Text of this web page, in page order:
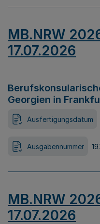
MB.NRW
17.07.2026
Georgien in
Ausfertigungsdatum
Ausgabennummer
MB.NRW
17.07.2026